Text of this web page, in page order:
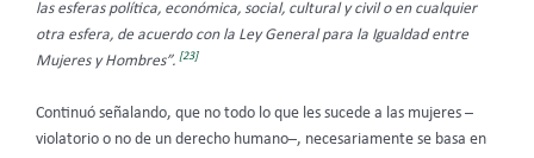
las esferas política, económica, social, cultural y civil o en cualquier
otra esfera, de acuerdo con la Ley General para la Igualdad entre
Mujeres y Hombres”. [23]
Continuó señalando, que no todo lo que les sucede a las mujeres –
violatorio o no de un derecho humano–, necesariamente se basa en